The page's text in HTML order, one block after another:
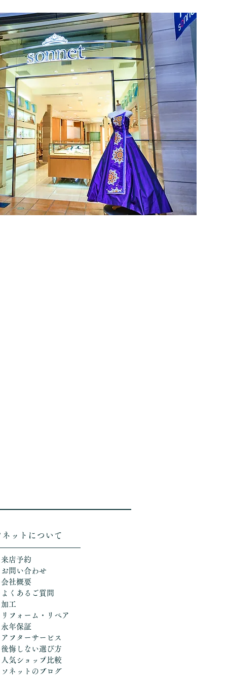
ネットについて
来店予約
お問い合わせ
会社概要
よくあるご質問
加工
＞リフォーム・リペア
永年保証
アフターサービス
後悔しない選び方
人気ショップ比較
ソネットのブログ